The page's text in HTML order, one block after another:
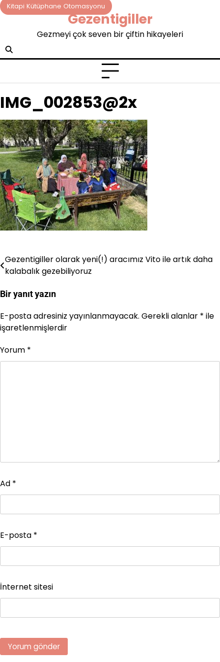
Skip
to
Kitapi Kütüphane Otomasyonu
Gezentigiller
Gezmeyi çok seven bir çiftin hikayeleri
IMG_002853@2x
Yazı
gezinmesi
Gezentigiller olarak yeni(!) aracımız Vito ile artık daha
kalabalık gezebiliyoruz
Bir yanıt yazın
E-posta adresiniz yayınlanmayacak. Gerekli alanlar * ile
işaretlenmişlerdir
Yorum *
Ad *
E-posta *
İnternet sitesi